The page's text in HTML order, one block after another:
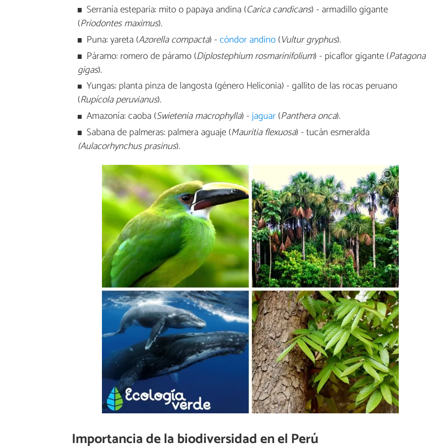
Serranía esteparia: mito o papaya andina (Carica candicans) - armadillo gigante
(Priodontes maximus).
Puna: yareta (Azorella compacta) -cóndor andino(Vultur gryphus).
Páramo: romero de páramo (Diplostephium rosmarinifolium) - picaflor gigante (Patagona
gigas).
Yungas: planta pinza de langosta (género Heliconia) - gallito de las rocas peruano
(Rupícola peruvianus).
Amazonía: caoba (Swietenia macrophylla) -jaguar(Panthera onca).
Sabana de palmeras: palmera aguaje (Mauritia flexuosa) - tucán esmeralda
(Aulacorhynchus prasinus).
Importancia de la biodiversidad en el Perú